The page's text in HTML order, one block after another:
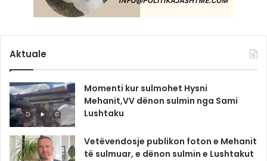
Aktuale
Momenti kur sulmohet Hysni
Mehanit,VV dënon sulmin nga Sami
Lushtaku
Vetëvendosje publikon foton e Mehanit
të sulmuar, e dënon sulmin e Lushtakut